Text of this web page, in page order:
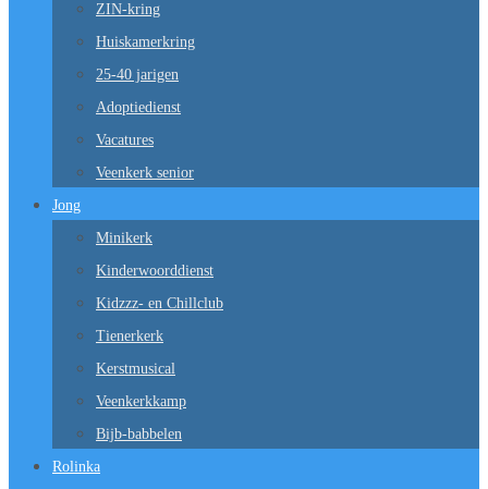
ZIN-kring
Huiskamerkring
25-40 jarigen
Adoptiedienst
Vacatures
Veenkerk senior
Jong
Minikerk
Kinderwoorddienst
Kidzzz- en Chillclub
Tienerkerk
Kerstmusical
Veenkerkkamp
Bijb-babbelen
Rolinka